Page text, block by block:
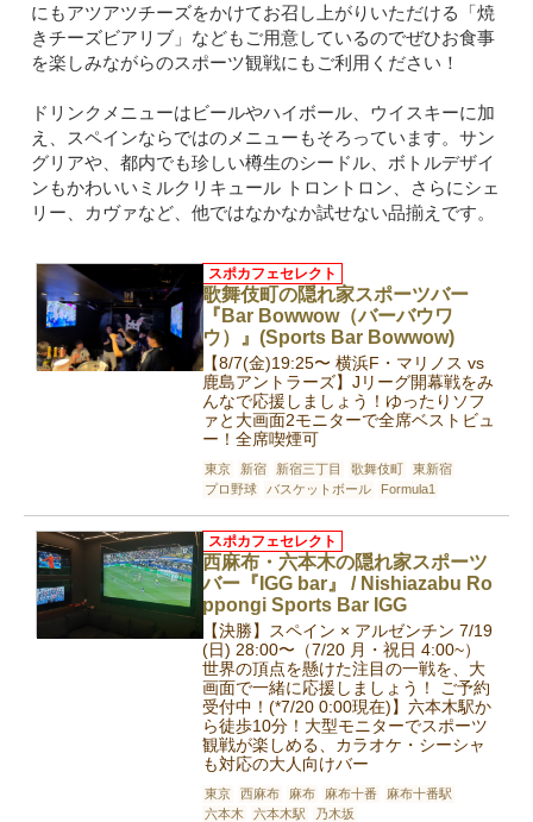
にもアツアツチーズをかけてお召し上がりいただける「焼
きチーズビアリブ」などもご用意しているのでぜひお食事
を楽しみながらのスポーツ観戦にもご利用ください！
ドリンクメニューはビールやハイボール、ウイスキーに加
え、スペインならではのメニューもそろっています。サン
グリアや、都内でも珍しい樽生のシードル、ボトルデザイ
ンもかわいいミルクリキュール トロントロン、さらにシェ
リー、カヴァなど、他ではなかなか試せない品揃えです。
歌舞伎町の隠れ家スポーツバー
『Bar Bowwow（バーバウワ
ウ）』(Sports Bar Bowwow)
スポカフェセレクト
【8/7(金)19:25〜 横浜F・マリノス vs
鹿島アントラーズ】Jリーグ開幕戦をみ
んなで応援しましょう！ゆったりソフ
ァと大画面2モニターで全席ベストビュ
ー！全席喫煙可
東京 新宿 新宿三丁目 歌舞伎町
東新宿
プロ野球
バスケットボール Formula1
西麻布・六本木の隠れ家スポーツ
バー『IGG bar』 / Nishiazabu Ro
ppongi Sports Bar IGG
スポカフェセレクト
【決勝】スペイン × アルゼンチン 7/19
(日) 28:00〜（7/20 月・祝日 4:00~）
世界の頂点を懸けた注目の一戦を、大
画面で一緒に応援しましょう！ ご予約
受付中！(*7/20 0:00現在)】六本木駅か
ら徒歩10分！大型モニターでスポーツ
観戦が楽しめる、カラオケ・シーシャ
も対応の大人向けバー
東京 西麻布 麻布 麻布十番
麻布十番駅
六本木
六本木駅 乃木坂